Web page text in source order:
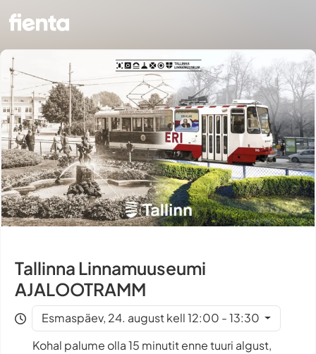
Tallinna Linnamuuseumi
AJALOOTRAMM
Esmaspäev, 24. august kell 12:00 - 13:30
Kohal palume olla 15 minutit enne tuuri algust,